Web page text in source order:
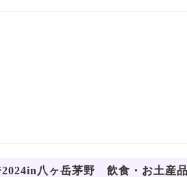
2024in八ヶ岳茅野 飲食・お土産